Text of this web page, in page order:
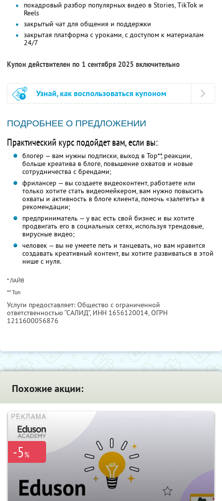
покадровый разбор популярных видео в Stories, TikTok и
Reels
закрытый чат для общения и поддержки
закрытая платформа с уроками, с доступом к материалам
24/7
Купон действителен по 1 сентября 2025 включительно
Узнай, как воспользоваться купоном
ПОДРОБНЕЕ О ПРЕДЛОЖЕНИИ
Практический курс подойдет вам, если вы:
блогер — вам нужны подписки, выход в Top**, реакции,
больше креатива в блоге, повышение охватов и новые
сотрудничества с брендами;
фрилансер — вы создаете видеоконтент, работаете или
только хотите стать видеомейкером, вам нужно повысить
охваты и активность в блоге клиента, помочь «залететь» в
рекомендации;
предприниматель — у вас есть свой бизнес и вы хотите
продвигать его в социальных сетях, используя трендовые,
вирусные видео;
человек — вы не умеете петь и танцевать, но вам нравится
создавать креативный контент, вы хотите развиваться в этой
нише с нуля.
* ЛАЙВ
** Топ
Услуги предоставляет: Общество с ограниченной
ответственностью “САЛИД”, ИНН 1656120014, ОГРН
1211600056876
Похожие акции:
-5%